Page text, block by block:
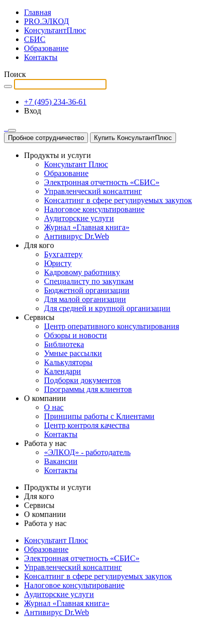
Главная
PRO.ЭЛКОД
КонсультантПлюс
СБИС
Образование
Контакты
Поиск
+7 (495) 234-36-61
Вход
Пробное сотрудничество Купить КонсультантПлюс
Продукты и услуги
Консультант Плюс
Образование
Электронная отчетность «СБИС»
Управленческий консалтинг
Консалтинг в сфере регулируемых закупок
Налоговое консультирование
Аудиторские услуги
Журнал «Главная книга»
Антивирус Dr.Web
Для кого
Бухгалтеру
Юристу
Кадровому работнику
Специалисту по закупкам
Бюджетной организации
Для малой организации
Для средней и крупной организации
Сервисы
Центр оперативного консультирования
Обзоры и новости
Библиотека
Умные рассылки
Калькуляторы
Календари
Подборки документов
Программы для клиентов
О компании
О нас
Принципы работы с Клиентами
Центр контроля качества
Контакты
Работа у нас
«ЭЛКОД» - работодатель
Вакансии
Контакты
Продукты и услуги
Для кого
Сервисы
О компании
Работа у нас
Консультант Плюс
Образование
Электронная отчетность «СБИС»
Управленческий консалтинг
Консалтинг в сфере регулируемых закупок
Налоговое консультирование
Аудиторские услуги
Журнал «Главная книга»
Антивирус Dr.Web